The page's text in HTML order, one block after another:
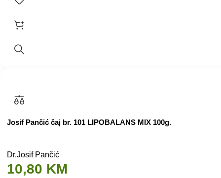
Josif Pančić čaj br. 101 LIPOBALANS MIX 100g.
Dr.Josif Pančić
10,80 KM